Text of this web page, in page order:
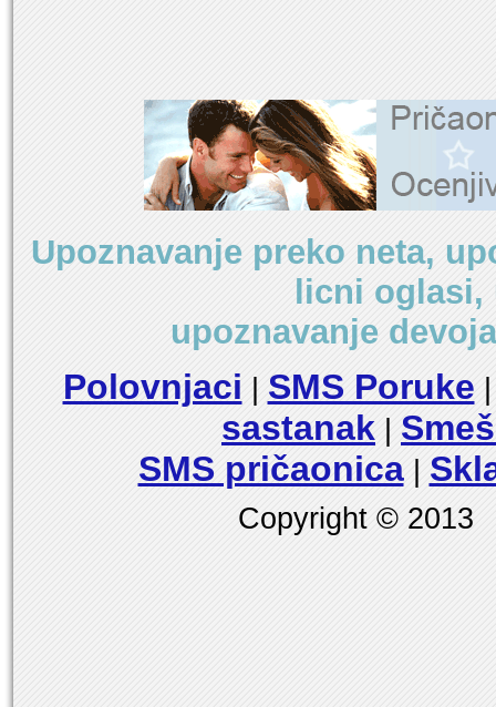
Upoznavanje preko neta,
licni
upoznavanje
Polovnjaci SMS Poruke
sastanak
SMS pričaonica|
Copyright © 2013